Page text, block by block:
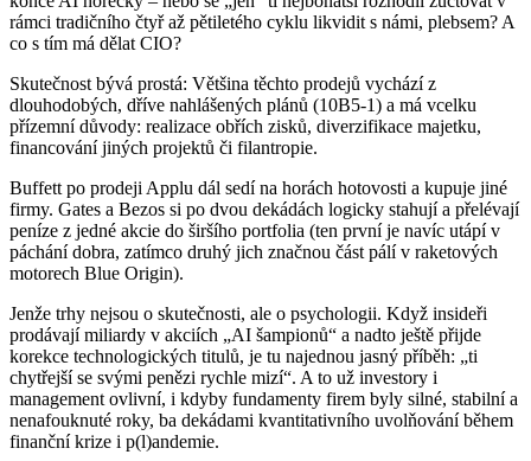
rámci tradičního čtyř až pětiletého cyklu likvidit s námi, plebsem? A
co s tím má dělat CIO?
Skutečnost bývá prostá: Většina těchto prodejů vychází z
dlouhodobých, dříve nahlášených plánů (10B5-1) a má vcelku
přízemní důvody: realizace obřích zisků, diverzifikace majetku,
financování jiných projektů či filantropie.
Buffett po prodeji Applu dál sedí na horách hotovosti a kupuje jiné
firmy. Gates a Bezos si po dvou dekádách logicky stahují a přelévají
peníze z jedné akcie do širšího portfolia (ten první je navíc utápí v
páchání dobra, zatímco druhý jich značnou část pálí v raketových
motorech Blue Origin).
Jenže trhy nejsou o skutečnosti, ale o psychologii. Když insideři
prodávají miliardy v akciích „AI šampionů“ a nadto ještě přijde
korekce technologických titulů, je tu najednou jasný příběh: „ti
chytřejší se svými penězi rychle mizí“. A to už investory i
management ovlivní, i kdyby fundamenty firem byly silné, stabilní a
nenafouknuté roky, ba dekádami kvantitativního uvolňování během
finanční krize i p(l)andemie.